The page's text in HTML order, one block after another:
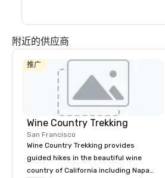
附近的供应商
推广
Wine Country Trekking
San Francisco
Wine Country Trekking provides
guided hikes in the beautiful wine
country of California including Napa